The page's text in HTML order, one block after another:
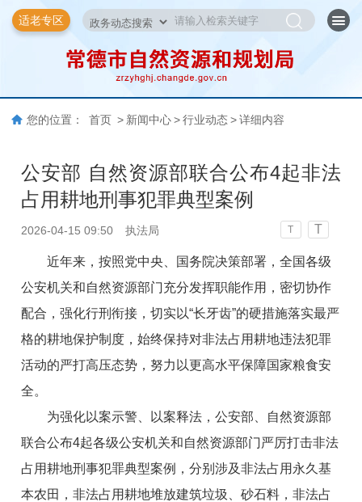
适老专区
您的位置： 首页 > 新闻中心 > 行业动态 > 详细内容
公安部 自然资源部联合公布4起非法
占用耕地刑事犯罪典型案例
2026-04-15 09:50 执法局 T T
近年来，按照党中央、国务院决策部署，全国各级
公安机关和自然资源部门充分发挥职能作用，密切协作
配合，强化行刑衔接，切实以“长牙齿”的硬措施落实最严
格的耕地保护制度，始终保持对非法占用耕地违法犯罪
活动的严打高压态势，努力以更高水平保障国家粮食安
全。
为强化以案示警、以案释法，公安部、自然资源部
联合公布4起各级公安机关和自然资源部门严厉打击非法
占用耕地刑事犯罪典型案例，分别涉及非法占用永久基
本农田，非法占用耕地堆放建筑垃圾、砂石料，非法占